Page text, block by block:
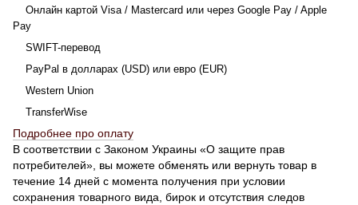
Онлайн картой Visa / Mastercard или через Google Pay / Apple
Pay
SWIFT-перевод
PayPal в долларах (USD) или евро (EUR)
Western Union
TransferWise
Подробнее про оплату
В соответствии с Законом Украины «О защите прав
потребителей», вы можете обменять или вернуть товар в
течение 14 дней с момента получения при условии
сохранения товарного вида, бирок и отсутствия следов